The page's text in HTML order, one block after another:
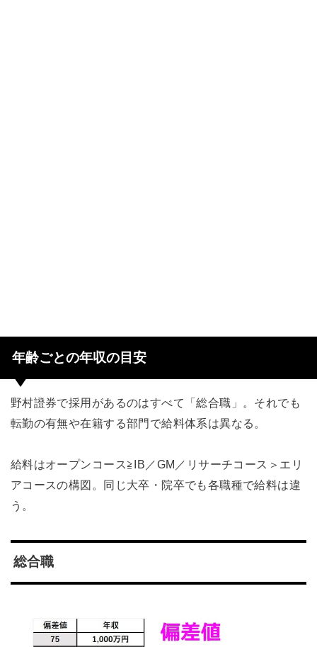
年齢ごとの年収の目安
野村證券で採用があるのはすべて「総合職」。それでも
転勤の有無や在籍する部門で給料体系は異なる。
給料はオープンコース≧IB／GM／リサーチコース＞エリ
アコースの構図。同じ大卒・院卒でも各職種で給料は違
う。
総合職